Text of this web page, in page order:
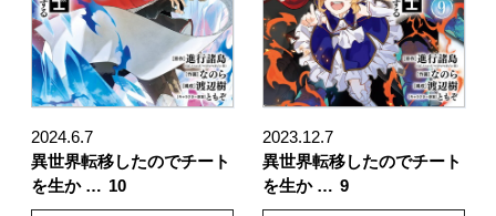
2024.6.7
異世界転移したのでチート
を生か … 10
2023.12.7
異世界転移したのでチート
を生か … 9